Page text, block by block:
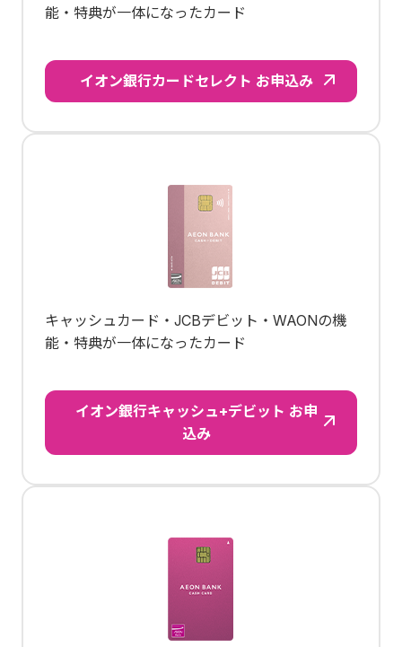
能・特典が一体になったカード
イオン銀行カードセレクト お申込み
キャッシュカード・JCBデビット・WAONの機
能・特典が一体になったカード
イオン銀行キャッシュ+デビット お申
込み